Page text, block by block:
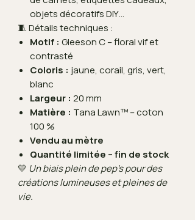
objets décoratifs DIY…
🧵 Détails techniques :
Motif : Gleeson C – floral vif et
contrasté
Coloris : jaune, corail, gris, vert,
blanc
Largeur : 20 mm
Matière : Tana Lawn™ – coton
100 %
Vendu au mètre
Quantité limitée – fin de stock
💛 Un biais plein de pep’s pour des
créations lumineuses et pleines de
vie.